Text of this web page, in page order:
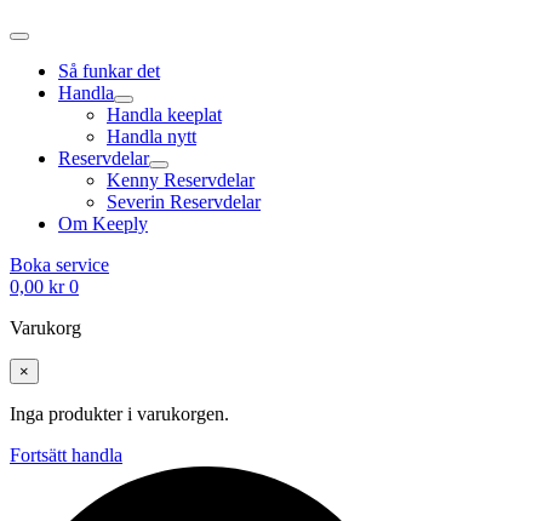
Så funkar det
Handla
Handla keeplat
Handla nytt
Reservdelar
Kenny Reservdelar
Severin Reservdelar
Om Keeply
Boka service
0,00 kr 0
Varukorg
×
Inga produkter i varukorgen.
Fortsätt handla